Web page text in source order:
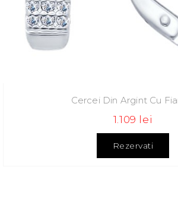
Cercei Din Argint Cu
1.109 lei
Rezervati